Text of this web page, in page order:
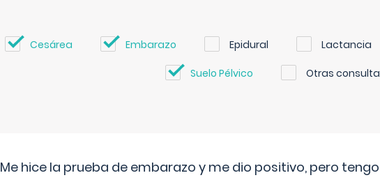
Cesárea Embarazo Epidural Lactancia
Suelo Pélvico Otras
Me hice la prueba de embarazo y me dio positivo, pero